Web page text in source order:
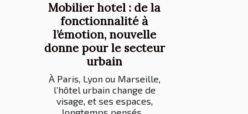
Mobilier hotel : de la
fonctionnalité à
l’émotion, nouvelle
donne pour le secteur
urbain
À Paris, Lyon ou Marseille,
l’hôtel urbain change de
visage, et ses espaces,